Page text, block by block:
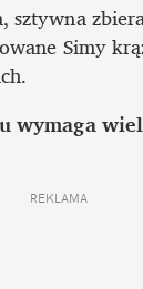
sztywna
Simy
wymaga
REKLAMA